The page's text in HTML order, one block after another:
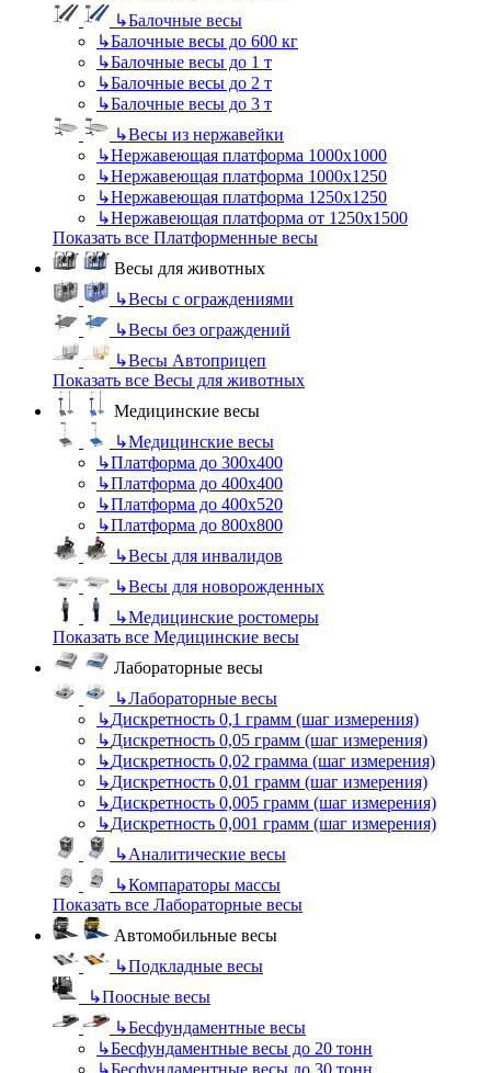
↳Балочные весы
↳Балочные весы до 600 кг
↳Балочные весы до 1 т
↳Балочные весы до 2 т
↳Балочные весы до 3 т
↳Весы из нержавейки
↳Нержавеющая платформа 1000х1000
↳Нержавеющая платформа 1000х1250
↳Нержавеющая платформа 1250х1250
↳Нержавеющая платформа от 1250х1500
Показать все Платформенные весы
Весы для животных
↳Весы с ограждениями
↳Весы без ограждений
↳Весы Автоприцеп
Показать все Весы для животных
Медицинские весы
↳Медицинские весы
↳Платформа до 300х400
↳Платформа до 400х400
↳Платформа до 400х520
↳Платформа до 800х800
↳Весы для инвалидов
↳Весы для новорожденных
↳Медицинские ростомеры
Показать все Медицинские весы
Лабораторные весы
↳Лабораторные весы
↳Дискретность 0,1 грамм (шаг измерения)
↳Дискретность 0,05 грамм (шаг измерения)
↳Дискретность 0,02 грамма (шаг измерения)
↳Дискретность 0,01 грамм (шаг измерения)
↳Дискретность 0,005 грамм (шаг измерения)
↳Дискретность 0,001 грамм (шаг измерения)
↳Аналитические весы
↳Компараторы массы
Показать все Лабораторные весы
Автомобильные весы
↳Подкладные весы
↳Поосные весы
↳Бесфундаментные весы
↳Бесфундаментные весы до 20 тонн
↳Бесфундаментные весы до 30 тонн